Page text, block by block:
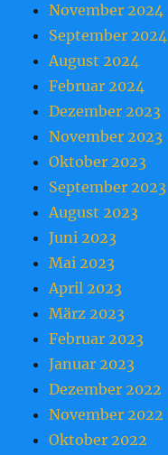
November 2024
September 2024
August 2024
Februar 2024
Dezember 2023
November 2023
Oktober 2023
September 2023
August 2023
Juni 2023
Mai 2023
April 2023
März 2023
Februar 2023
Januar 2023
Dezember 2022
November 2022
Oktober 2022